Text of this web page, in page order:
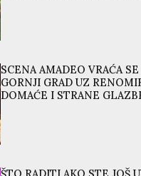
SCENA AMADEO VRAĆA
GORNJI GRAD UZ
DOMAĆE I STRANE